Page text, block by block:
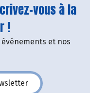
vous à la
!
et nos